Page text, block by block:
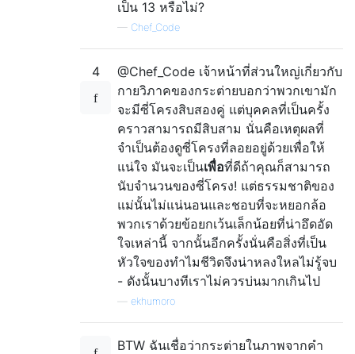
เป็น 13 หรือไม่?
— Chef_Code
4
@Chef_Code เจ้าหน้าที่ส่วนใหญ่เกี่ยวกับ
กายวิภาคของกระต่ายบอกว่าพวกเขามัก
จะมีซี่โครงสิบสองคู่ แต่บุคคลที่เป็นครั้ง
คราวสามารถมีสิบสาม นั่นคือเหตุผลที่
จำเป็นต้องดูซี่โครงที่ลอยอยู่ด้วยเพื่อให้
แน่ใจ มันจะเป็นเพื่อที่ดีถ้าคุณก็สามารถ
นับจำนวนของซี่โครง! แต่ธรรมชาติของ
แม่นั้นไม่แน่นอนและชอบที่จะหยอกล้อ
พวกเราด้วยข้อยกเว้นเล็กน้อยที่น่าอึดอัด
ใจเหล่านี้ จากนั้นอีกครั้งนั่นคือสิ่งที่เป็น
หัวใจของทำไมชีวิตจึงน่าหลงใหลไม่รู้จบ
- ดังนั้นบางทีเราไม่ควรบ่นมากเกินไป
ekhumoro
BTW ฉันเชื่อว่ากระต่ายในภาพจากคำ